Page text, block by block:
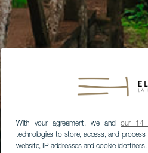
With your agreement, we andour 14
technologies to store, access, and
website, IP addresses and cookie